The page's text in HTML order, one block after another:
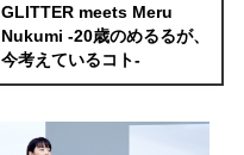
GLITTER meets Meru
Nukumi -20歳のめるるが、
今考えているコト-